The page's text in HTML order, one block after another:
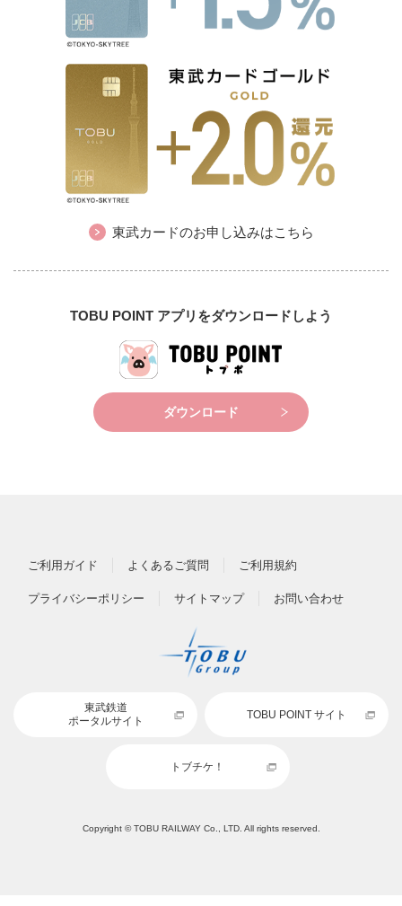
東武カードのお申し込みはこちら
TOBU POINT アプリをダウンロードしよう
ダウンロード
ご利用ガイド よくあるご質問 ご利用規約
プライバシーポリシー サイトマップ お問い合わせ
東武鉄道
ポータルサイト
TOBU POINT サイト
トブチケ！
Copyright © TOBU RAILWAY Co., LTD. All rights reserved.